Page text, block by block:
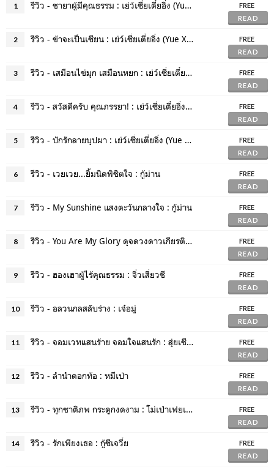
1 รีวิว - ชายาผู้มีคุณธรรม : เย่ว์เซี่ยเตี๋ยอิ่ง (Yue Xia Die Ying)
FREE
READ
2 รีวิว - ข้าจะเป็นเซียน : เย่ว์เซี่ยเตี๋ยอิ่ง (Yue Xia Die Ying)
FREE
READ
3 รีวิว - เสมือนไข่มุก เสมือนหยก : เย่ว์เซี่ยเตี๋ยอิ่ง (Yue Xia Die Ying)
FREE
READ
4 รีวิว - สวัสดีครับ คุณภรรยา! : เย่ว์เซี่ยเตี๋ยอิ่ง (Yue Xia Die Ying)
FREE
READ
5 รีวิว - ปักรักลายบุปผา : เย่ว์เซี่ยเตี๋ยอิ่ง (Yue Xia Die Ying)
FREE
READ
6 รีวิว - เวยเวย...ยิ้มนิดพิชิตใจ : กู้ม่าน
FREE
READ
7 รีวิว - My Sunshine แสงตะวันกลางใจ : กู้ม่าน
FREE
READ
8 รีวิว - You Are My Glory ดุจดวงดาวเกียรติยศ : กู้ม่าน
FREE
READ
9 รีวิว - ฮองเฮาผู้ไร้คุณธรรม : จิ่วเสี่ยวชี
FREE
READ
10 รีวิว - อลวนกลสลับร่าง : เจ๋อมู่
FREE
READ
11 รีวิว - จอมเวทแสนร้าย จอมใจแสนรัก : สุ่ยเชียนเช่อ
FREE
READ
12 รีวิว - ลำนำดอกท้อ : หมีเป่า
FREE
READ
13 รีวิว - ทุกชาติภพ กระดูกงดงาม : โม่เป่าเฟยเป่า
FREE
READ
14 รีวิว - รักเพียงเธอ : กู้ซีเจวี๋ย
FREE
READ